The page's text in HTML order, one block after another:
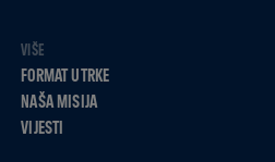
VIŠE
FORMAT UTRKE
NAŠA MISIJA
VIJESTI